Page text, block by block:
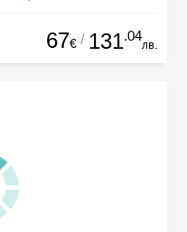
67€ / 131.04
лв.